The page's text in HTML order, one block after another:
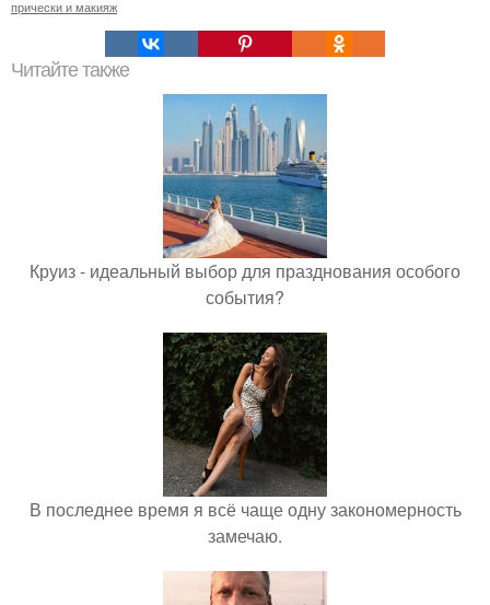
прически и макияж
Читайте также
Круиз - идеальный выбор для празднования особого
события?
В последнее время я всё чаще одну закономерность
замечаю.